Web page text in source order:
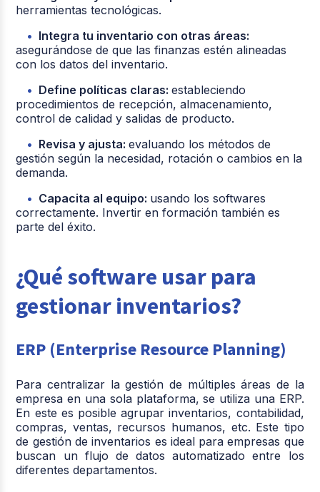
herramientas tecnológicas.
Integra tu inventario con otras áreas:
asegurándose de que las finanzas estén alineadas
con los datos del inventario.
Define políticas claras:estableciendo
procedimientos de recepción, almacenamiento,
control de calidad y salidas de producto.
Revisa y ajusta:evaluando los métodos de
gestión según la necesidad, rotación o cambios en la
demanda.
Capacita al equipo: usando los softwares
correctamente. Invertir en formación también es
parte del éxito.
¿Qué software usar para
gestionar inventarios?
ERP (Enterprise Resource Planning)
Para centralizar la gestión de múltiples áreas de la
empresa en una sola plataforma, se utiliza una ERP.
En este es posible agrupar inventarios, contabilidad,
compras, ventas, recursos humanos, etc. Este tipo
de gestión de inventarios es ideal para empresas que
buscan un flujo de datos automatizado entre los
diferentes departamentos.